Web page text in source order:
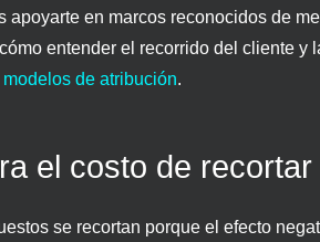
apoyarte en marcos reconocidos de
entender el recorrido del cliente y
modelos de atribución.
el costo de
se recortan porque el efecto